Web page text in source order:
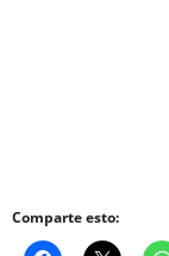
Comparte esto: